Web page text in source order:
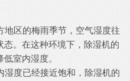
区的梅雨季节，空气湿度往
。在这种环境下，除湿机的
室内湿度。
度已经接近饱和，除湿机的